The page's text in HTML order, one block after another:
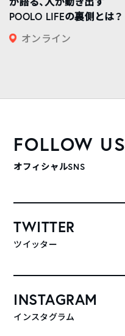
POOLO LIFEの裏側とは？
オンライン
FOLLOW US
オフィシャルSNS
TWITTER
ツイッター
INSTAGRAM
インスタグラム